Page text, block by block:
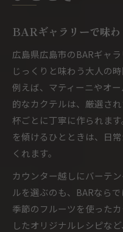
BARギャラリーで味
広島県広島市のBARギャ
じっくりと味わう大人の時
例えば、マティーニやオ
的なカクテルは、厳選さ
杯ごとに丁寧に作られま
を傾けるひとときは、日
くれます。
カウンター越しにバーテ
ルを選ぶのも、BARならで
季節のフルーツを使った
したオリジナルレシピな